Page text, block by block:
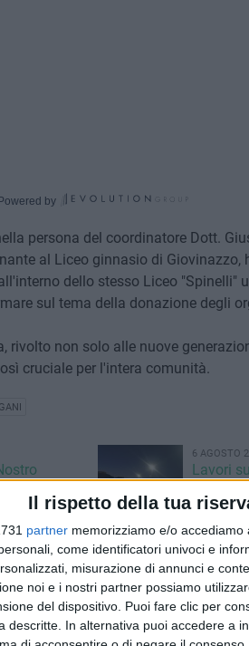
Il rispetto della tua
partner memorizziamo e/o
come identificatori univoci e
misurazione di annunci e
noi e i nostri partner possiamo
del dispositivo. Puoi fare clic per
descritte. In alternativa puoi accedere a
Powered by
persona del coordinatore Dott.
al Liceo ginnasio di Giovinazzo,
dello stesso Liceo "Spinelli"
sul tema della donazione degli
rivolto non solo alle nuove
cruciale per l'intera comunità.
alla
6 AGOSTO
Lavori